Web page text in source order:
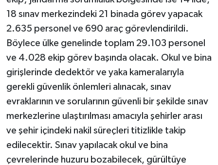
18 sınav merkezindeki 21 binada görev yapacak
2.635 personel ve 690 araç görevlendirildi.
Böylece ülke genelinde toplam 29.103 personel
ve 4.028 ekip görev başında olacak. Okul ve bina
girişlerinde dedektör ve yaka kameralarıyla
gerekli güvenlik önlemleri alınacak, sınav
evraklarının ve sorularının güvenli bir şekilde sınav
merkezlerine ulaştırılması amacıyla şehirler arası
ve şehir içindeki nakil süreçleri titizlikle takip
edilecektir. Sınav yapılacak okul ve bina
çevrelerinde huzuru bozabilecek, gürültüye